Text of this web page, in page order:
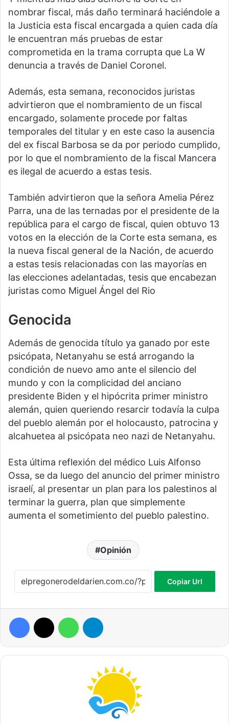
nombrar fiscal, más daño terminará haciéndole a
la Justicia esta fiscal encargada a quien cada día
le encuentran más pruebas de estar
comprometida en la trama corrupta que La W
denuncia a través de Daniel Coronel.
Además, esta semana, reconocidos juristas
advirtieron que el nombramiento de un fiscal
encargado, solamente procede por faltas
temporales del titular y en este caso la ausencia
del ex fiscal Barbosa se da por periodo cumplido,
por lo que el nombramiento de la fiscal Mancera
es ilegal de acuerdo a estas tesis.
También advirtieron que la señora Amelia Pérez
Parra, una de las ternadas por el presidente de la
república para el cargo de fiscal, quien obtuvo 13
votos en la elección de la Corte esta semana, es
la nueva fiscal general de la Nación, de acuerdo
a estas tesis relacionadas con las mayorías en
las elecciones adelantadas, tesis que encabezan
juristas como Miguel Ángel del Rio
Genocida
Además de genocida título ya ganado por este
psicópata, Netanyahu se está arrogando la
condición de nuevo amo ante el silencio del
mundo y con la complicidad del anciano
presidente Biden y el hipócrita primer ministro
alemán, quien queriendo resarcir todavía la culpa
del pueblo alemán por el holocausto, patrocina y
alcahuetea al psicópata neo nazi de Netanyahu.
Esta última reflexión del médico Luis Alfonso
Ossa, se da luego del anuncio del primer ministro
israelí, al presentar un plan para los palestinos al
terminar la guerra, plan que simplemente
aumenta el sometimiento del pueblo palestino.
Opinión
Copiar Url
Facebook WhatsApp